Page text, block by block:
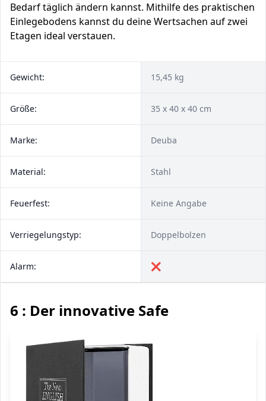
Bedarf täglich ändern kannst. Mithilfe des praktischen
Einlegebodens kannst du deine Wertsachen auf zwei
Etagen ideal verstauen.
Gewicht: 15,45 kg
Größe: 35 x 40 x 40 cm
Marke: ‎Deuba
Material: Stahl
Feuerfest: Keine Angabe
Verriegelungstyp: Doppelbolzen
Alarm: ❌
6 : Der innovative Safe